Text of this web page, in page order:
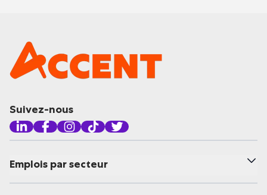
Suivez-nous
Emplois par secteur